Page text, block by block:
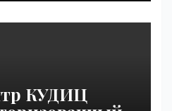
КУДИЦ